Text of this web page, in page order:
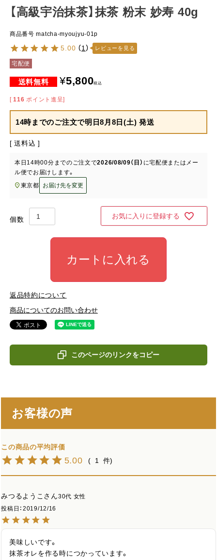
【高級宇治抹茶】抹茶 粉末 妙寿 40g
商品番号 matcha-myoujyu-01p
5.00 （1 ） レビューを見る
宅配便
¥5,800税込
[ 116 ポイント進呈]
14時までのご注文で明日8月8日(土) 発送
送料込
本日 14時00分 までのご注文で2026/08/09（日） に宅配便またはメー
ル便でお届けします。
東京都
お届け先を変更
お気に入りに登録する
カートに入れる
返品特約について
商品についてのお問い合わせ
このページのリンクをコピー
お客様の声
5.00 1
みつるようこ 30代 女性
投稿日
2019/12/16
美味しいです。
抹茶オレを作る時につかっています。